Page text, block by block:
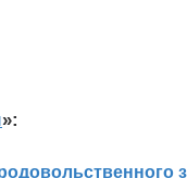
»: